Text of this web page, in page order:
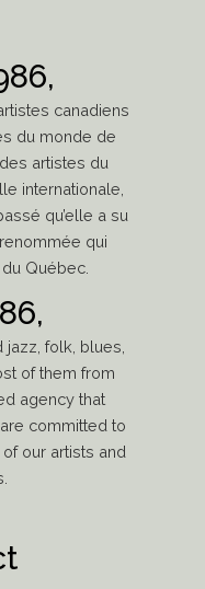
canadiens
du monde de
artistes du
internationale,
qu’elle a su
qui
Québec.
folk, blues,
of them from
agency that
committed to
our artists and